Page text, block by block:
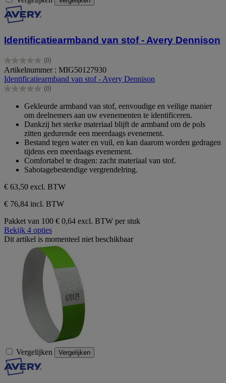
Identificatiearmband van stof - Avery Dennison
(0)
0.0
van
de
5
Artikelnummer : MIG50127930
Identificatiearmband van stof - Avery Dennison
(0)
0.0
sterren.
Gekleurde armband van stof, eenvoudige en veilige manier
om deelnemers aan uw evenementen te identificeren.
Dankzij het sterke materiaal blijft de armband om de pols
zitten gedurende een meerdaags evenement.
Bestand tegen water en vuil, en kan daarom worden gedragen
tijdens een meerdaags evenement.
Comfortabel te dragen: zacht materiaal van stof.
Sabotagebestendige vergrendelring.
€ 63,50 excl. BTW
€ 76,84 incl. BTW
Pakket van 100 € 0,64 excl. BTW per stuk
Bekijk 4 opties
Dit artikel is momenteel niet beschikbaar
Vergelijken Vergelijken